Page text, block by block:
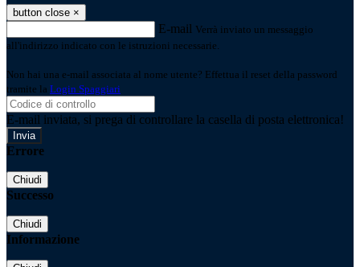
button close ×
E-mail Verrà inviato un messaggio
all'indirizzo indicato con le istruzioni necessarie.
Non hai una e-mail associata al nome utente? Effettua il reset della password
tramite la Login Spaggiari
E-mail inviata, si prega di controllare la casella di posta elettronica!
Errore
Chiudi
Successo
Chiudi
Informazione